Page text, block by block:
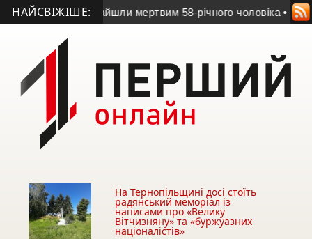
НАЙСВІЖІШЕ:знайшли мертвим 58-річного чоловіка • На
На Тернопільщині досі стоїть
радянський меморіал із
написами про «Велику
Вітчизняну» та «буржуазних
націоналістів»